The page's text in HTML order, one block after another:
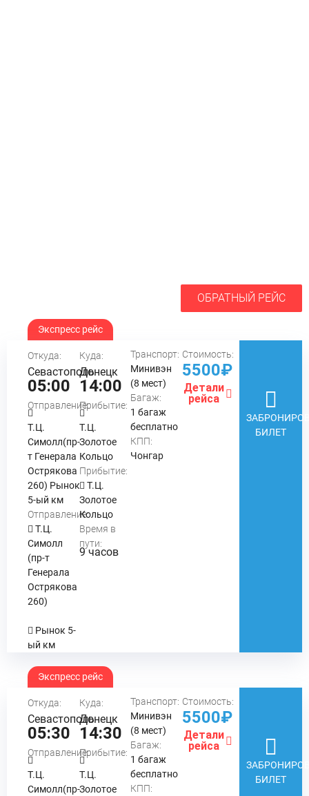
ОБРАТНЫЙ РЕЙС
Экспресс рейс
Откуда:
Севастополь
05:00
Отправление:
Т.Ц.
Симолл(пр-
т Генерала
Острякова
260) Рынок
5-ый км
Отправление:
Т.Ц.
Симолл
(пр-т
Генерала
Острякова
260)
Рынок 5-
ый км
Куда:
Донецк
14:00
Прибытие:
Т.Ц.
Золотое
Кольцо
Прибытие:
Т.Ц.
Золотое
Кольцо
Время в
пути:
9 часов
Транспорт:
Минивэн
(8 мест)
Багаж:
1 багаж
бесплатно
КПП:
Чонгар
Стоимость:
5500₽
Детали
рейса
БИЛЕТ
Экспресс рейс
Откуда:
Севастополь
05:30
Отправление:
Т.Ц.
Симолл(пр-
Куда:
Донецк
14:30
Прибытие:
Т.Ц.
Золотое
Транспорт:
Минивэн
(8 мест)
Багаж:
1 багаж
бесплатно
КПП:
Стоимость:
5500₽
Детали
рейса
БИЛЕТ